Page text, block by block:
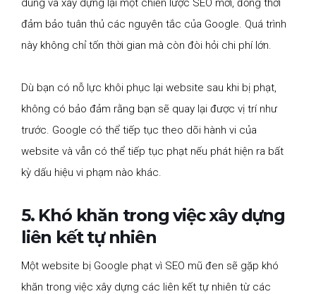
dung và xây dựng lại một chiến lược SEO mới, đồng thời
đảm bảo tuân thủ các nguyên tắc của Google. Quá trình
này không chỉ tốn thời gian mà còn đòi hỏi chi phí lớn.
Dù bạn có nỗ lực khôi phục lại website sau khi bị phạt,
không có bảo đảm rằng bạn sẽ quay lại được vị trí như
trước. Google có thể tiếp tục theo dõi hành vi của
website và vẫn có thể tiếp tục phạt nếu phát hiện ra bất
kỳ dấu hiệu vi phạm nào khác.
5. Khó khăn trong việc xây dựng
liên kết tự nhiên
Một website bị Google phạt vì SEO mũ đen sẽ gặp khó
khăn trong việc xây dựng các liên kết tự nhiên từ các